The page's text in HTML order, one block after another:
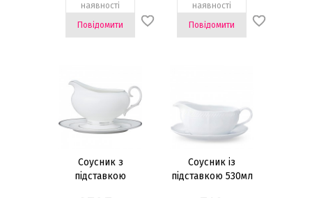
наявності
Повідомити
наявності
Повідомити
Соусник з
підставкою
Соусник із
підставкою 530мл